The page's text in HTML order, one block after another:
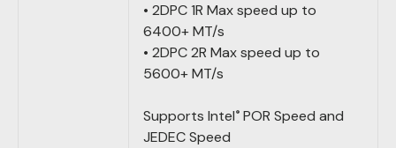
• 2DPC 1R Max speed up to
6400+ MT/s
• 2DPC 2R Max speed up to
5600+ MT/s
Supports Intel® POR Speed and
JEDEC Speed